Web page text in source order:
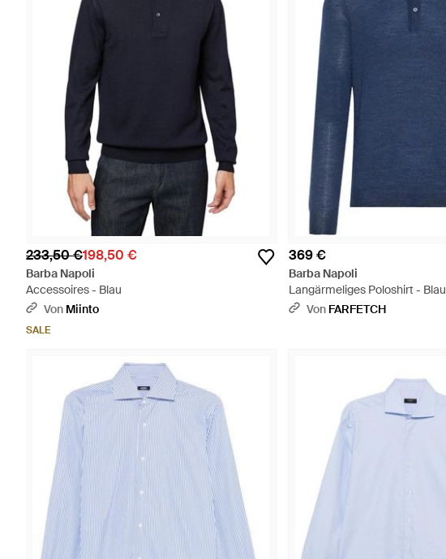
233,50 €198,50 €
Barba Napoli
Accessoires - Blau
Von Miinto
SALE
369 €
Barba Napoli
Langärmeliges Poloshirt - Blau
Von FARFETCH